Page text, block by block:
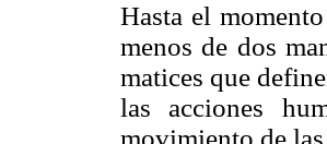
Hasta el
menos de dos
matices que
las acciones